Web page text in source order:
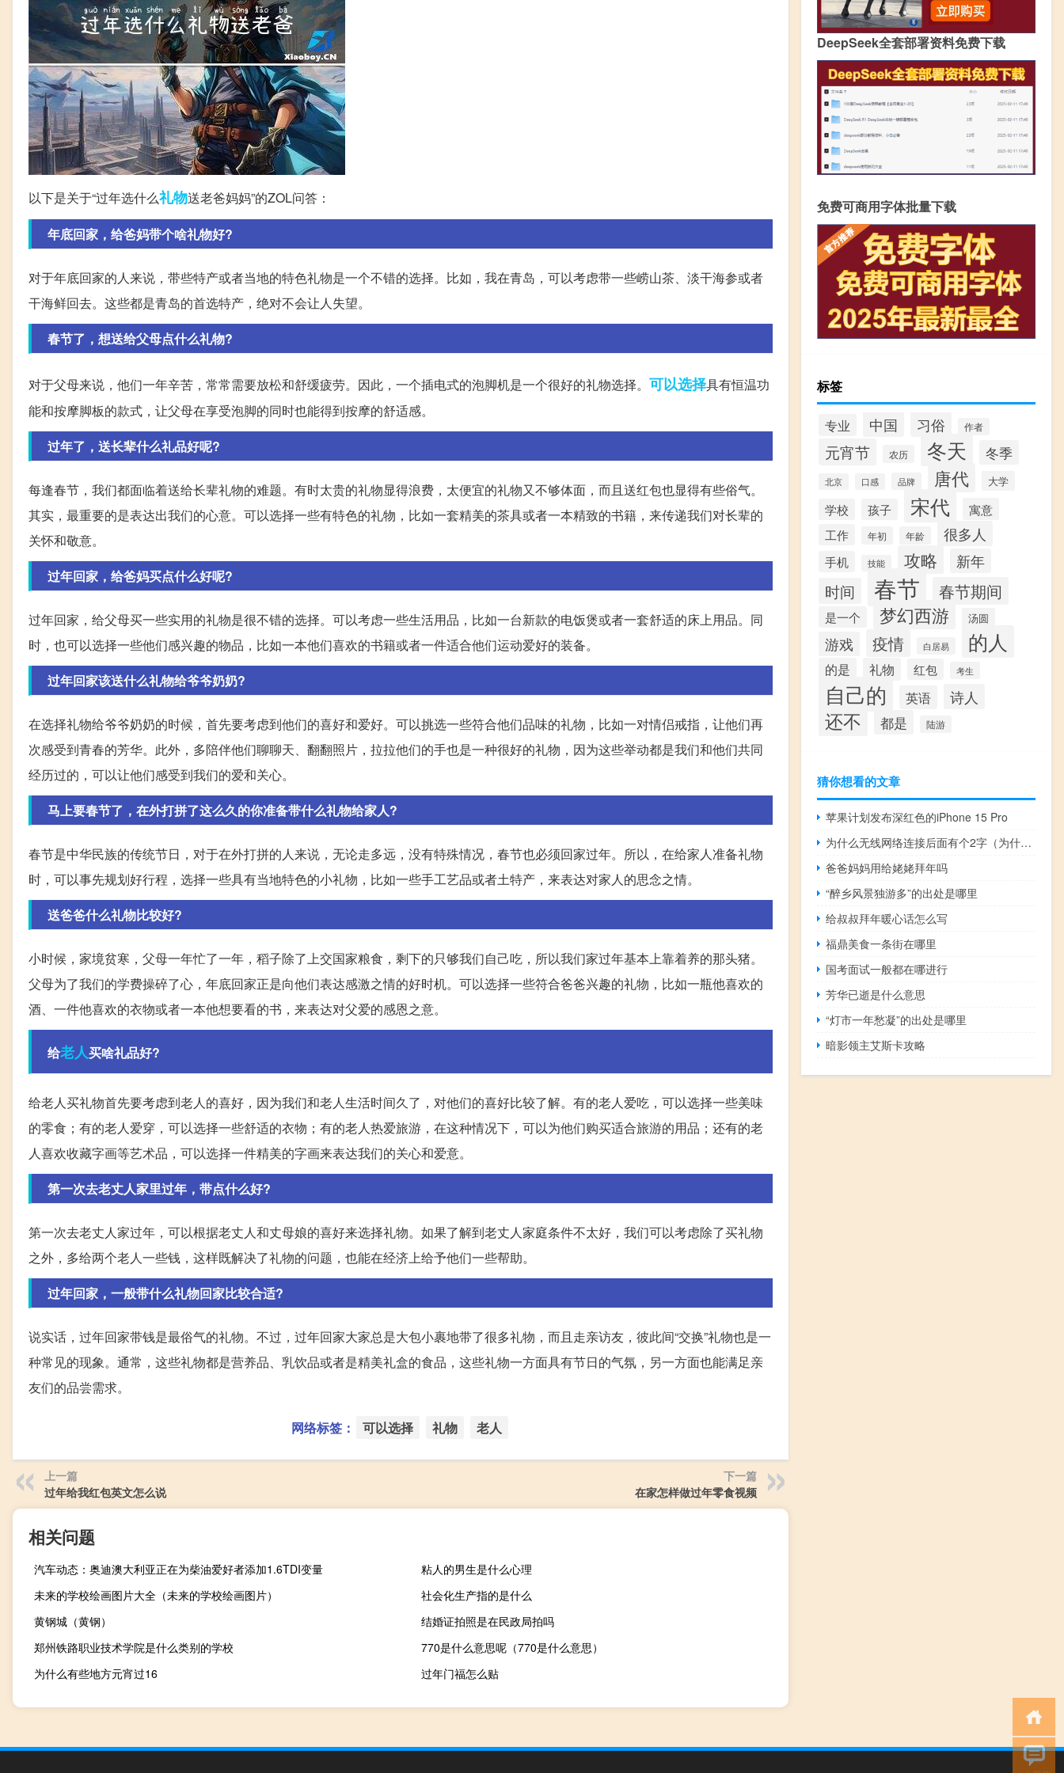
以下是关于“过年选什么礼物送老爸妈妈”的ZOL问答：
年底回家，给爸妈带个啥礼物好?
对于年底回家的人来说，带些特产或者当地的特色礼物是一个不错的选择。比如，我在青岛，可以考虑带一些崂山茶、淡干海参或者
干海鲜回去。这些都是青岛的首选特产，绝对不会让人失望。
春节了，想送给父母点什么礼物?
对于父母来说，他们一年辛苦，常常需要放松和舒缓疲劳。因此，一个插电式的泡脚机是一个很好的礼物选择。 可以选择具有恒温功
能和按摩脚板的款式，让父母在享受泡脚的同时也能得到按摩的舒适感。
过年了，送长辈什么礼品好呢?
每逢春节，我们都面临着送给长辈礼物的难题。有时太贵的礼物显得浪费，太便宜的礼物又不够体面，而且送红包也显得有些俗气。
其实，最重要的是表达出我们的心意。可以选择一些有特色的礼物，比如一套精美的茶具或者一本精致的书籍，来传递我们对长辈的
关怀和敬意。
过年回家，给爸妈买点什么好呢?
过年回家，给父母买一些实用的礼物是很不错的选择。可以考虑一些生活用品，比如一台新款的电饭煲或者一套舒适的床上用品。同
时，也可以选择一些他们感兴趣的物品，比如一本他们喜欢的书籍或者一件适合他们运动爱好的装备。
过年回家该送什么礼物给爷爷奶奶?
在选择礼物给爷爷奶奶的时候，首先要考虑到他们的喜好和爱好。可以挑选一些符合他们品味的礼物，比如一对情侣戒指，让他们再
次感受到青春的芳华。此外，多陪伴他们聊聊天、翻翻照片，拉拉他们的手也是一种很好的礼物，因为这些举动都是我们和他们共同
经历过的，可以让他们感受到我们的爱和关心。
马上要春节了，在外打拼了这么久的你准备带什么礼物给家人?
春节是中华民族的传统节日，对于在外打拼的人来说，无论走多远，没有特殊情况，春节也必须回家过年。所以，在给家人准备礼物
时，可以事先规划好行程，选择一些具有当地特色的小礼物，比如一些手工艺品或者土特产，来表达对家人的思念之情。
送爸爸什么礼物比较好?
小时候，家境贫寒，父母一年忙了一年，稻子除了上交国家粮食，剩下的只够我们自己吃，所以我们家过年基本上靠着养的那头猪。
父母为了我们的学费操碎了心，年底回家正是向他们表达感激之情的好时机。可以选择一些符合爸爸兴趣的礼物，比如一瓶他喜欢的
酒、一件他喜欢的衣物或者一本他想要看的书，来表达对父爱的感恩之意。
给老人买啥礼品好?
给老人买礼物首先要考虑到老人的喜好，因为我们和老人生活时间久了，对他们的喜好比较了解。有的老人爱吃，可以选择一些美味
的零食；有的老人爱穿，可以选择一些舒适的衣物；有的老人热爱旅游，在这种情况下，可以为他们购买适合旅游的用品；还有的老
人喜欢收藏字画等艺术品，可以选择一件精美的字画来表达我们的关心和爱意。
第一次去老丈人家里过年，带点什么好?
第一次去老丈人家过年，可以根据老丈人和丈母娘的喜好来选择礼物。如果了解到老丈人家庭条件不太好，我们可以考虑除了买礼物
之外，多给两个老人一些钱，这样既解决了礼物的问题，也能在经济上给予他们一些帮助。
过年回家，一般带什么礼物回家比较合适?
说实话，过年回家带钱是最俗气的礼物。不过，过年回家大家总是大包小裹地带了很多礼物，而且走亲访友，彼此间“交换”礼物也是一
种常见的现象。通常，这些礼物都是营养品、乳饮品或者是精美礼盒的食品，这些礼物一方面具有节日的气氛，另一方面也能满足亲
友们的品尝需求。
网络标签： 可以选择 礼物 老人
上一篇
过年给我红包英文怎么说
下一篇
在家怎样做过年零食视频
相关问题
汽车动态：奥迪澳大利亚正在为柴油爱好者添加1.6TDI变量
粘人的男生是什么心理
未来的学校绘画图片大全（未来的学校绘画图片）
社会化生产指的是什么
黄钢城（黄钢）
结婚证拍照是在民政局拍吗
郑州铁路职业技术学院是什么类别的学校
770是什么意思呢（770是什么意思）
为什么有些地方元宵过16
过年门福怎么贴
DeepSeek全套部署资料免费下载
免费可商用字体批量下载
标签
专业 中国 习俗 作者
元宵节 农历 冬天 冬季
北京 口感 品牌 唐代 大学
学校 孩子 宋代 寓意
工作 年初 年龄 很多人
手机 技能 攻略 新年
时间 春节 春节期间
是一个 梦幻西游 汤圆
游戏 疫情 白居易 的人
的是 礼物 红包 考生
自己的 英语 诗人
还不 都是 陆游
猜你想看的文章
苹果计划发布深红色的iPhone 15 Pro
为什么无线网络连接后面有个2字（为什么无线网络连接不上）
爸爸妈妈用给姥姥拜年吗
“醉乡风景独游多”的出处是哪里
给叔叔拜年暖心话怎么写
福鼎美食一条街在哪里
国考面试一般都在哪进行
芳华已逝是什么意思
“灯市一年愁凝”的出处是哪里
暗影领主艾斯卡攻略